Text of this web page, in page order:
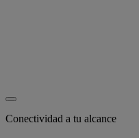
Conectividad a tu alcance